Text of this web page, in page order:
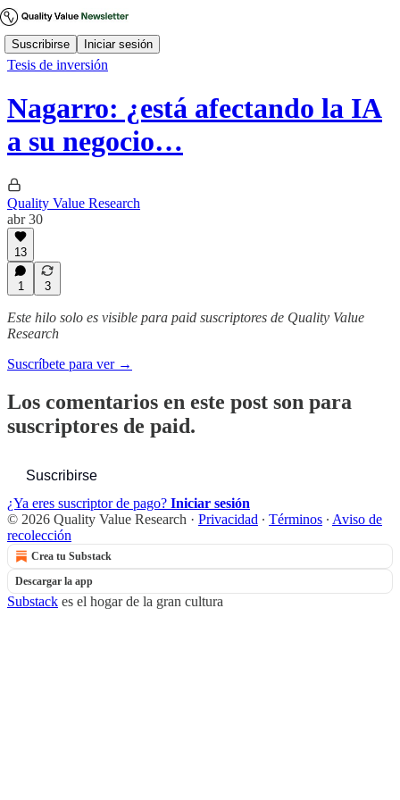
Suscribirse Iniciar sesión
Tesis de inversión
Nagarro: ¿está afectando la IA
a su negocio…
Quality Value Research
abr 30
13
1 3
Este hilo solo es visible para paid suscriptores de Quality Value
Research
Suscríbete para ver →
Los comentarios en este post son para
suscriptores de paid.
Suscribirse
¿Ya eres suscriptor de pago? Iniciar sesión
© 2026 Quality Value Research · Privacidad ∙ Términos ∙ Aviso de
recolección
Crea tu Substack
Descargar la app
Substack es el hogar de la gran cultura